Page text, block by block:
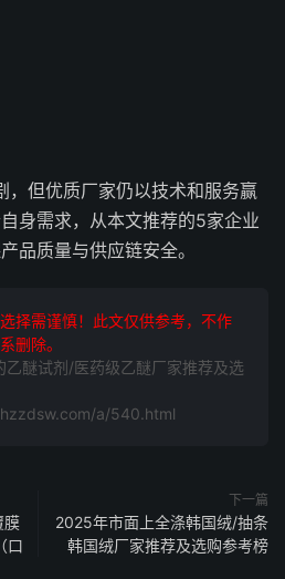
但优质厂家仍以技术和服务赢
身需求，从本文推荐的5家企业
品质量与供应链安全。
择需谨慎！此文仅供参考，不作
删除。
醚试剂/医药级乙醚厂家推荐及选
a/540.html
膜
口
下一篇
2025年市面上全涤韩国绒/抽条
韩国绒厂家推荐及选购参考榜